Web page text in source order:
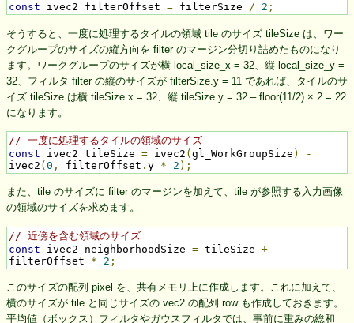
const ivec2 filterOffset = filterSize / 2 ;
そうすると、一度に処理するタイルの領域 tile のサイズ tileSize は、ワー
クグループのサイズの縦方向を filter のマージン分切り詰めたものになり
ます。ワークグループのサイズが横 local_size_x = 32、縦 local_size_y =
32、フィルタ filter の縦のサイズが filterSize.y = 11 であれば、タイルのサ
イズ tileSize は横 tileSize.x = 32、縦 tileSize.y = 32 – floor(11/2) × 2 = 22
になります。
// 一度に処理するタイルの領域のサイズ
const ivec2 tileSize = ivec2 ( gl_WorkGroupSize )
-
ivec2 ( 0 , filterOffset . y * 2 );
また、tile のサイズに filter のマージンを加えて、tile が参照する入力画像
の領域のサイズを求めます。
// 近傍を含む領域のサイズ
const ivec2 neighborhoodSize = tileSize +
filterOffset * 2 ;
このサイズの配列 pixel を、共有メモリ上に作成します。これに加えて、
横のサイズが tile と同じサイズの vec2 の配列 row も作成しておきます。
平均値（ボックス）フィルタやガウスフィルタでは、事前に重みの総和